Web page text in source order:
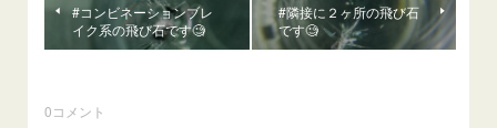
#コンビネーションブレ
イク系の飛び石です🧐
#隣接に２ヶ所の飛び石
です🧐
0コメント